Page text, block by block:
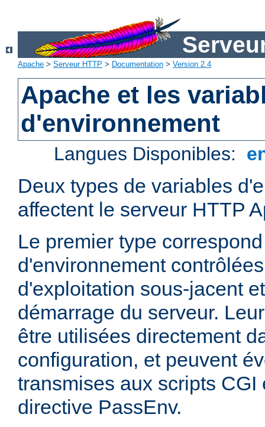
Apache > Serveur HTTP > Documentation > Version 2.4
Apache et les
d'environnement
Langues Disponibles:
Deux types de variables
affectent le serveur HTTP
Le premier type
d'environnement
d'exploitation sous-jacent
démarrage du serveur.
être utilisées directement
configuration, et peuvent
transmises aux scripts CGI
directive PassEnv.